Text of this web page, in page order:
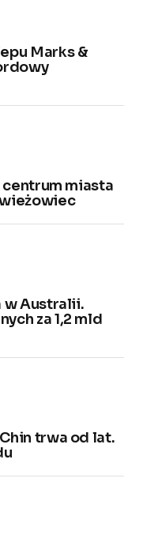
Marks &
miasta
w Australii.
za 1,2 mld
trwa od lat.